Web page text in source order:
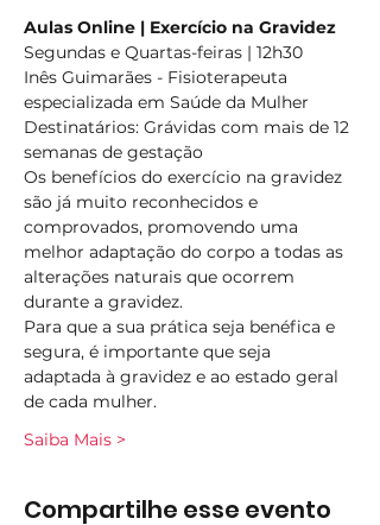
Aulas Online | Exercício na Gravidez
Segundas e Quartas-feiras | 12h30
Inês Guimarães - Fisioterapeuta
especializada em Saúde da Mulher
Destinatários: Grávidas com mais de 12
semanas de gestação
Os benefícios do exercício na gravidez
são já muito reconhecidos e
comprovados, promovendo uma
melhor adaptação do corpo a todas as
alterações naturais que ocorrem
durante a gravidez.
Para que a sua prática seja benéfica e
segura, é importante que seja
adaptada à gravidez e ao estado geral
de cada mulher.
Saiba Mais >
Compartilhe esse evento